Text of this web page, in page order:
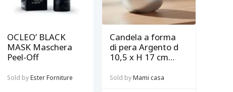
OCLEO’ BLACK
MASK Maschera
Peel-Off
Sold byEster Forniture
Candela a forma
di pera Argento d
10,5 x H 17 cm
Sold by Mami casa